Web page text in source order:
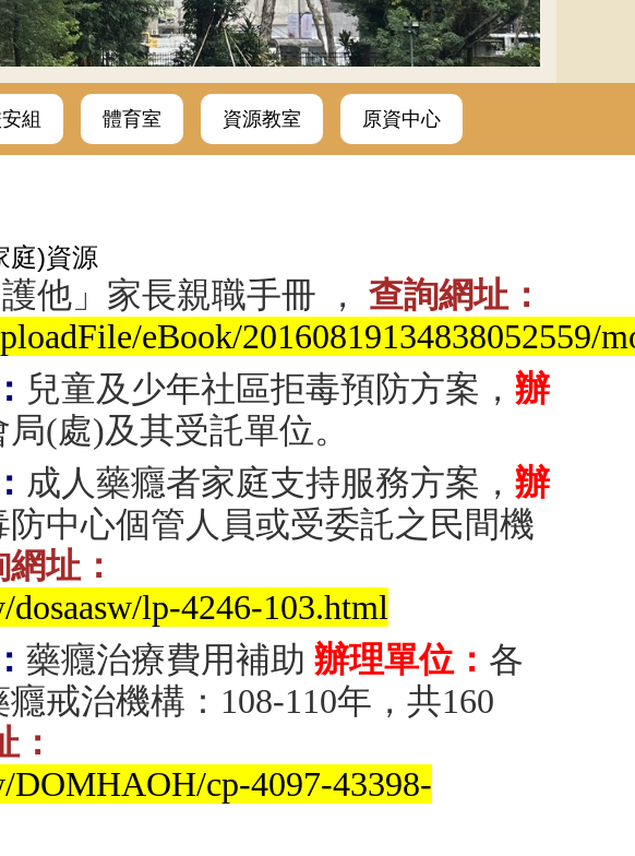
組 體育室 資源教室 原資中心
庭)資源
護他」家長親職手冊 ， 查詢網址：
eBook/20160819134838052559/
兒童及少年社區拒毒預防方案， 辦
(處)及其受託單位。
成人藥癮者家庭支持服務方案， 辦
中心個管人員或受委託之民間機
址：
lp-4246-103.html
藥癮治療費用補助 辦理單位： 各
戒治機構：108-110年，共160
DOMHAOH/cp-4097-43398-